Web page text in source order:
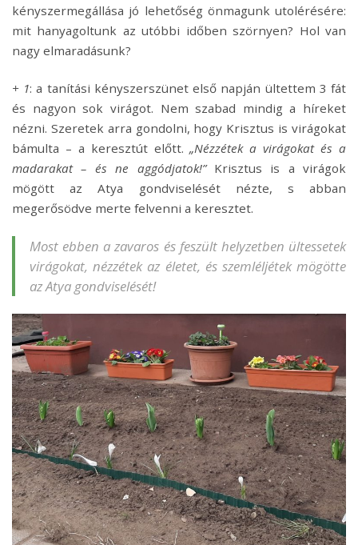
kényszermegállása jó lehetőség önmagunk utolérésére:
mit hanyagoltunk az utóbbi időben szörnyen? Hol van
nagy elmaradásunk?
+ 1: a tanítási kényszerszünet első napján ültettem 3 fát
és nagyon sok virágot. Nem szabad mindig a híreket
nézni. Szeretek arra gondolni, hogy Krisztus is virágokat
bámulta – a keresztút előtt.„Nézzétek a virágokat és a
madarakat – és ne aggódjatok!”Krisztus is a virágok
mögött az Atya gondviselését nézte, s abban
megerősödve merte felvenni a keresztet.
Most ebben a zavaros és feszült helyzetben ültessetek
virágokat, nézzétek az életet, és szemléljétek mögötte
az Atya gondviselését!